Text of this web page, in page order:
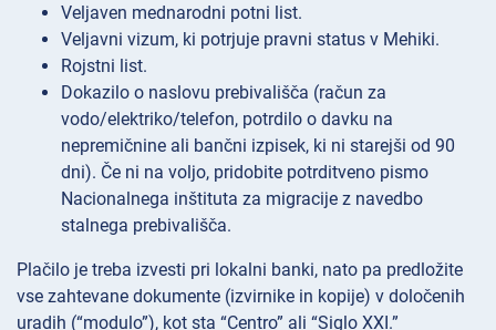
Veljaven mednarodni potni list.
Veljavni vizum, ki potrjuje pravni status v Mehiki.
Rojstni list.
Dokazilo o naslovu prebivališča (račun za
vodo/elektriko/telefon, potrdilo o davku na
nepremičnine ali bančni izpisek, ki ni starejši od 90
dni). Če ni na voljo, pridobite potrditveno pismo
Nacionalnega inštituta za migracije z navedbo
stalnega prebivališča.
Plačilo je treba izvesti pri lokalni banki, nato pa predložite
vse zahtevane dokumente (izvirnike in kopije) v določenih
uradih (“modulo”), kot sta “Centro” ali “Siglo XXI.”